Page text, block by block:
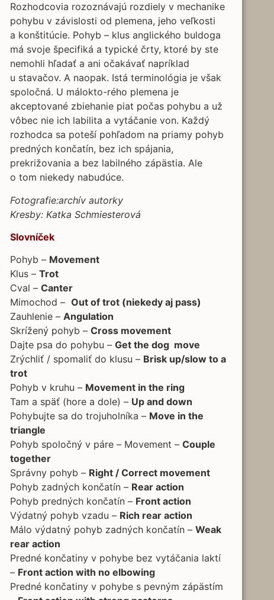
Rozhodcovia rozoznávajú rozdiely v mechanike
pohybu v závislosti od plemena, jeho veľkosti
a konštitúcie. Pohyb – klus anglického buldoga
má svoje špecifiká a typické črty, ktoré by ste
nemohli hľadať a ani očakávať napríklad
u stavačov. A naopak. Istá terminológia je však
spoločná. U málokto-rého plemena je
akceptované zbiehanie piat počas pohybu a už
vôbec nie ich labilita a vytáčanie von. Každý
rozhodca sa poteší pohľadom na priamy pohyb
predných končatín, bez ich spájania,
prekrižovania a bez labilného zápästia. Ale
o tom niekedy nabudúce.
Fotografie:archív autorky
Kresby: Katka Schmiesterová
Slovníček
Pohyb – Movement
Klus – Trot
Cval – Canter
Mimochod – Out of trot (niekedy aj pass)
Zauhlenie – Angulation
Skrížený pohyb – Cross movement
Dajte psa do pohybu – Get the dog move
Zrýchliť / spomaliť do klusu – Brisk up/slow to a
trot
Pohyb v kruhu – Movement in the ring
Tam a späť (hore a dole) – Up and down
Pohybujte sa do trojuholníka – Move in the
triangle
Pohyb spoločný v páre – Movement – Couple
together
Správny pohyb – Right / Correct movement
Pohyb zadných končatín – Rear action
Pohyb predných končatín – Front action
Výdatný pohyb vzadu – Rich rear action
Málo výdatný pohyb zadných končatín – Weak
rear action
Predné končatiny v pohybe bez vytáčania laktí
– Front action with no elbowing
Predné končatiny v pohybe s pevným zápästím